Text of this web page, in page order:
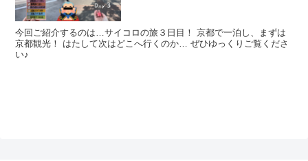
今回ご紹介するのは…サイコロの旅３日目！ 京都で一泊し、まずは
京都観光！ はたして次はどこへ行くのか… ぜひゆっくりご覧くださ
い♪